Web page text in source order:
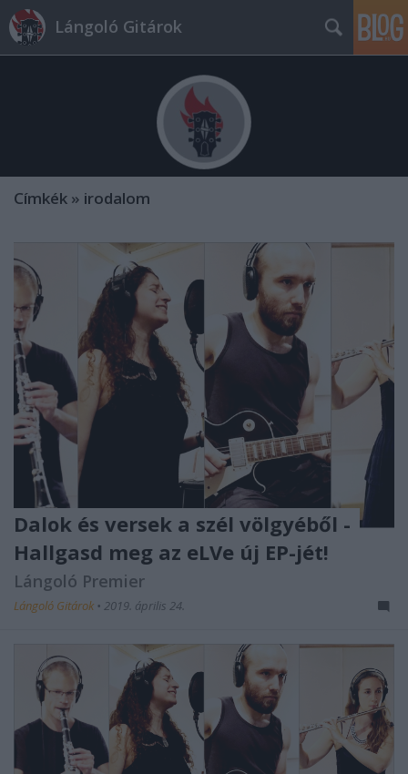
Lángoló Gitárok
Címkék » irodalom
Dalok és versek a szél völgyéből -
Hallgasd meg az eLVe új EP-jét!
Lángoló Premier
Lángoló Gitárok • 2019. április 24.